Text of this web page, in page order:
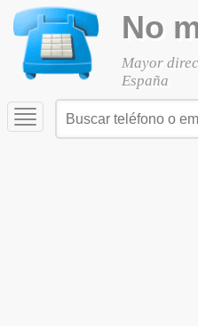
No
Mayor
España
Toggle
navigation